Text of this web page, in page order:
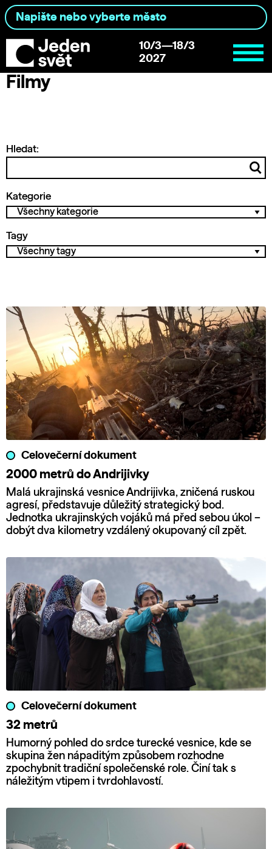
10/3—18/3
2027
Filmy
Hledat:
Kategorie
Tagy
Celovečerní dokument
2000 metrů do Andrijivky
Malá ukrajinská vesnice Andrijivka, zničená ruskou
agresí, představuje důležitý strategický bod.
Jednotka ukrajinských vojáků má před sebou úkol –
dobýt dva kilometry vzdálený okupovaný cíl zpět.
Celovečerní dokument
32 metrů
Humorný pohled do srdce turecké vesnice, kde se
skupina žen nápaditým způsobem rozhodne
zpochybnit tradiční společenské role. Činí tak s
náležitým vtipem i tvrdohlavostí.